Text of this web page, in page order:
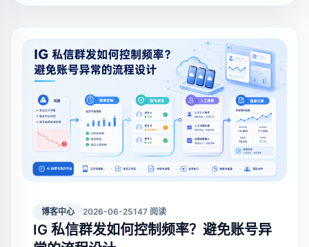
博客中心 2026-06-25147 阅读
IG 私信群发如何控制频率？避免账号异